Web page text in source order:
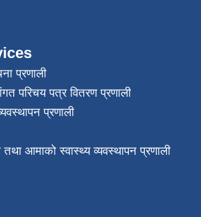
प्रणाली
परिचय पत्र वितरण प्रणाली
प्रणाली
आमाको स्वास्थ्य व्यवस्थापन प्रणाली